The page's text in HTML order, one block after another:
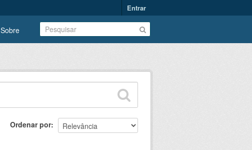
Entrar
Sobre
Ordenar por